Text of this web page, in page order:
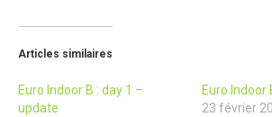
Articles similaires
Euro Indoor B : day 1 –
update
Euro Indoor
23 février